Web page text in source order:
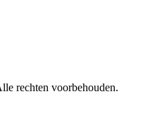
rechten voorbehouden.